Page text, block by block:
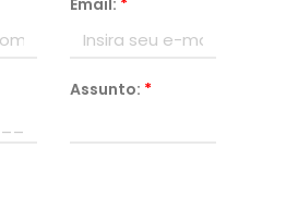
Email: *
Assunto: *